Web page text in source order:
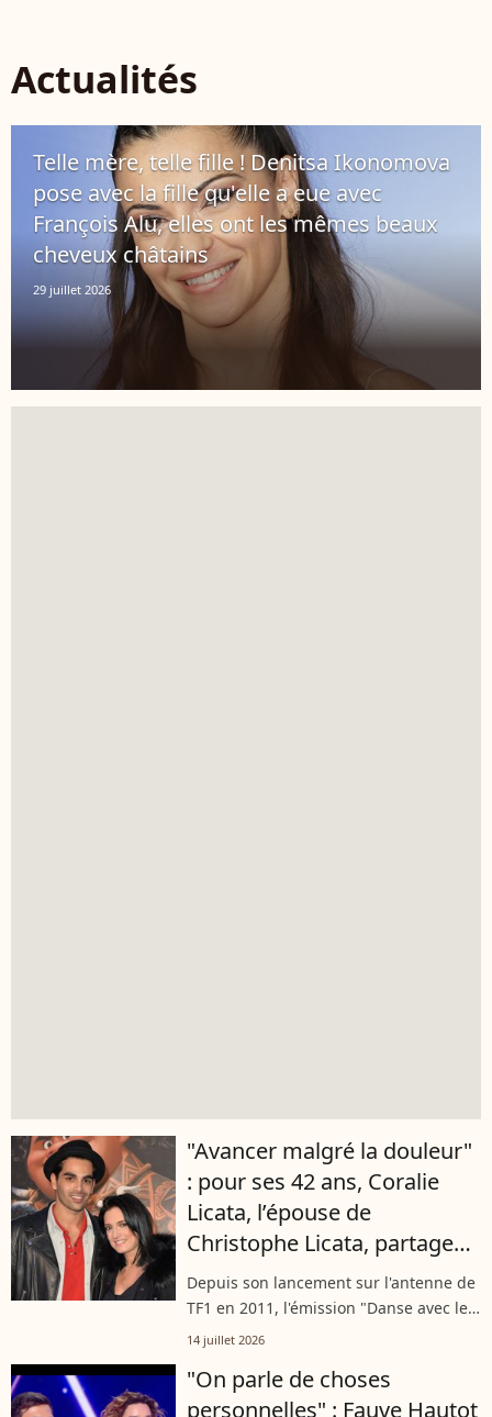
Actualités
Telle mère, telle fille ! Denitsa Ikonomova
pose avec la fille qu'elle a eue avec
François Alu, elles ont les mêmes beaux
cheveux châtains
29 juillet 2026
"Avancer malgré la douleur"
: pour ses 42 ans, Coralie
Licata, l’épouse de
Christophe Licata, partage
une nouvelle page de son
histoire
Depuis son lancement sur l'antenne de
TF1 en 2011, l'émission "Danse avec les
stars" a permis aux danseurs qui
programme d'acquérir une grande
notoriété...
14 juillet 2026
"On parle de choses
personnelles" : Fauve Hautot